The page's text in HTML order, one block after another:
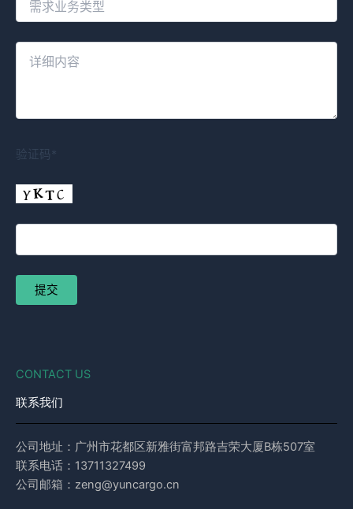
验证码*
CONTACT US
联系我们
公司地址：广州市花都区新雅街富邦路吉荣大厦B栋507室
联系电话：13711327499
公司邮箱：zeng@yuncargo.cn